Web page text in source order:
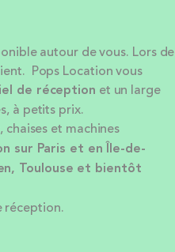
autour de vous. Lors de
Pops Location vous
de réception et un large
à petits prix.
chaises et machines
sur Paris et en Île-de-
Toulouse et bientôt
réception.